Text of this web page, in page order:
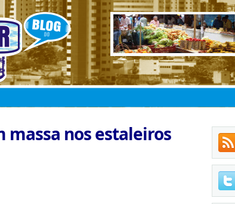
massa nos estaleiros